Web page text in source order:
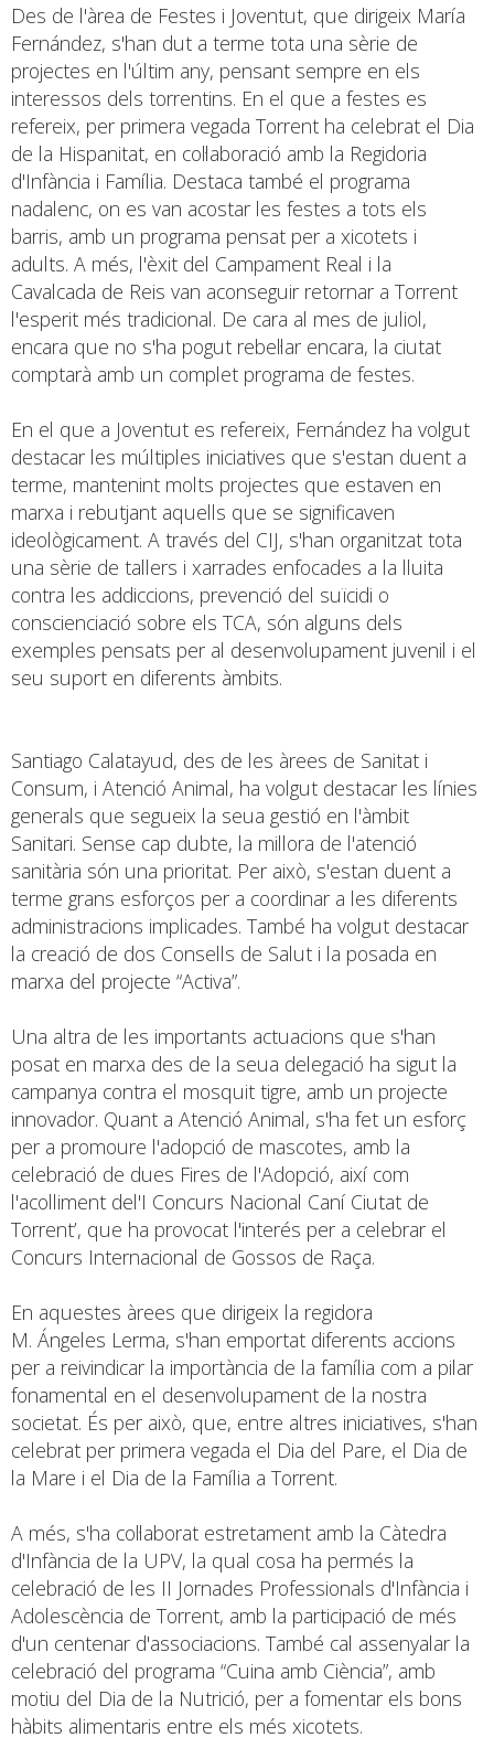
Des de l'àrea de Festes i Joventut, que dirigeix María
Fernández, s'han dut a terme tota una sèrie de
projectes en l'últim any, pensant sempre en els
interessos dels torrentins. En el que a festes es
refereix, per primera vegada Torrent ha celebrat el Dia
de la Hispanitat, en col·laboració amb la Regidoria
d'Infància i Família. Destaca també el programa
nadalenc, on es van acostar les festes a tots els
barris, amb un programa pensat per a xicotets i
adults. A més, l'èxit del Campament Real i la
Cavalcada de Reis van aconseguir retornar a Torrent
l'esperit més tradicional. De cara al mes de juliol,
encara que no s'ha pogut rebel·lar encara, la ciutat
comptarà amb un complet programa de festes.
En el que a Joventut es refereix, Fernández ha volgut
destacar les múltiples iniciatives que s'estan duent a
terme, mantenint molts projectes que estaven en
marxa i rebutjant aquells que se significaven
ideològicament. A través del CIJ, s'han organitzat tota
una sèrie de tallers i xarrades enfocades a la lluita
contra les addiccions, prevenció del suïcidi o
conscienciació sobre els TCA, són alguns dels
exemples pensats per al desenvolupament juvenil i el
seu suport en diferents àmbits.
Santiago Calatayud, des de les àrees de Sanitat i
Consum, i Atenció Animal, ha volgut destacar les línies
generals que segueix la seua gestió en l'àmbit
Sanitari. Sense cap dubte, la millora de l'atenció
sanitària són una prioritat. Per això, s'estan duent a
terme grans esforços per a coordinar a les diferents
administracions implicades. També ha volgut destacar
la creació de dos Consells de Salut i la posada en
marxa del projecte “Activa”.
Una altra de les importants actuacions que s'han
posat en marxa des de la seua delegació ha sigut la
campanya contra el mosquit tigre, amb un projecte
innovador. Quant a Atenció Animal, s'ha fet un esforç
per a promoure l'adopció de mascotes, amb la
celebració de dues Fires de l'Adopció, així com
l'acolliment del'I Concurs Nacional Caní Ciutat de
Torrent’, que ha provocat l'interés per a celebrar el
Concurs Internacional de Gossos de Raça.
En aquestes àrees que dirigeix la regidora
M. Ángeles Lerma, s'han emportat diferents accions
per a reivindicar la importància de la família com a pilar
fonamental en el desenvolupament de la nostra
societat. És per això, que, entre altres iniciatives, s'han
celebrat per primera vegada el Dia del Pare, el Dia de
la Mare i el Dia de la Família a Torrent.
A més, s'ha col·laborat estretament amb la Càtedra
d'Infància de la UPV, la qual cosa ha permés la
celebració de les II Jornades Professionals d'Infància i
Adolescència de Torrent, amb la participació de més
d'un centenar d'associacions. També cal assenyalar la
celebració del programa “Cuina amb Ciència”, amb
motiu del Dia de la Nutrició, per a fomentar els bons
hàbits alimentaris entre els més xicotets.